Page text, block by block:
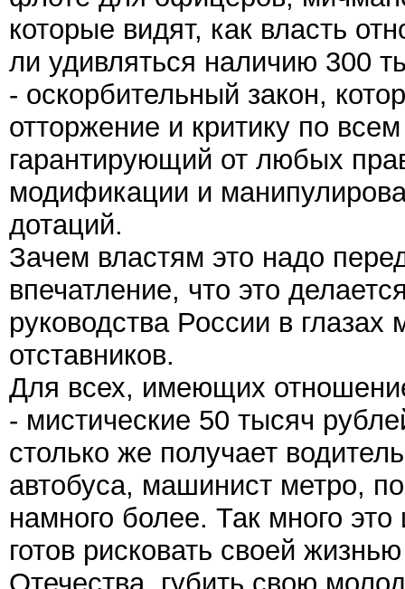
которые видят, как власть
ли удивляться наличию 300
- оскорбительный закон,
отторжение и критику по
гарантирующий от любых
модификации и
дотаций.
Зачем властям это надо
впечатление, что это
руководства России в
отставников.
Для всех, имеющих
- мистические 50 тысяч
столько же получает
автобуса, машинист метро,
намного более. Так много
готов рисковать своей